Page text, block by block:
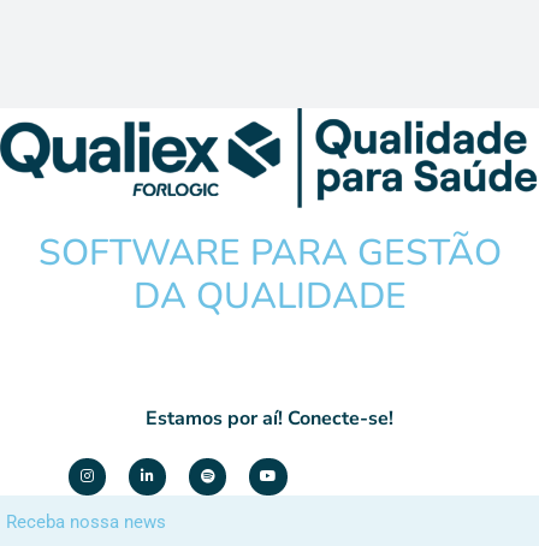
SOFTWARE PARA GESTÃO
DA QUALIDADE
Estamos por aí! Conecte-se!
Receba nossa news